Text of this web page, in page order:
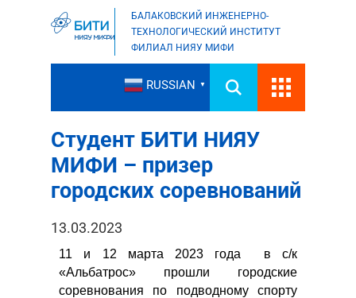
БАЛАКОВСКИЙ ИНЖЕНЕРНО-
ТЕХНОЛОГИЧЕСКИЙ ИНСТИТУТ
ФИЛИАЛ НИЯУ МИФИ
RUSSIAN ▼
Студент БИТИ НИЯУ
МИФИ – призер
городских соревнований
13.03.2023
11 и 12 марта 2023 года в с/к
«Альбатрос» прошли городские
соревнования по подводному спорту